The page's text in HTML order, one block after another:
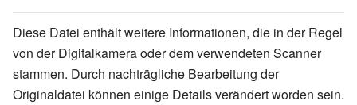
Diese Datei enthält weitere Informationen, die in der Regel
von der Digitalkamera oder dem verwendeten Scanner
stammen. Durch nachträgliche Bearbeitung der
Originaldatei können einige Details verändert worden sein.